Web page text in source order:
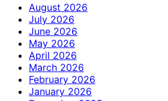
August 2026
July 2026
June 2026
May 2026
April 2026
March 2026
February 2026
January 2026